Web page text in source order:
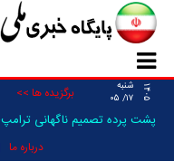
۱۴۰۵
شنبه
۱۷/ ۰۵
برگزیده ها >>
پشت پرده تصمیم ناگهانی
درباره ما